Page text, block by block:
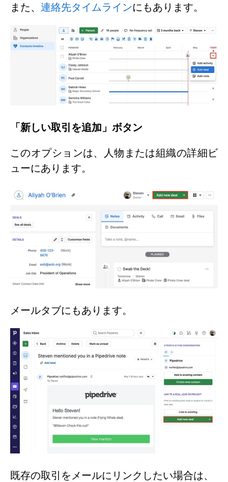
また、 連絡先タイムラインにもあります。
「新しい取引を追加」ボタン
このオプションは、人物または組織の詳細ビ
ューにあります。
メールタブにもあります。
既存の取引をメールにリンクしたい場合は、